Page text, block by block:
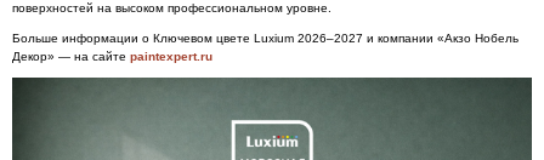
поверхностей на высоком профессиональном уровне.
Больше информации о Ключевом цвете Luxium 2026–2027 и компании «Акзо Нобель
Декор» — на сайте paintexpert.ru